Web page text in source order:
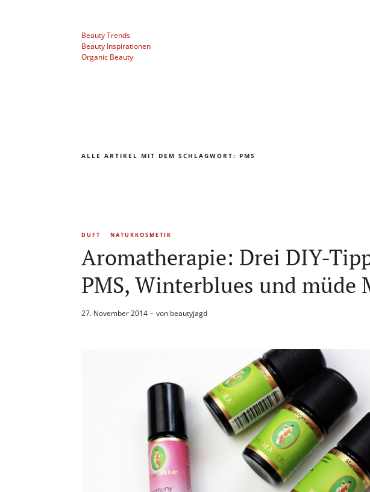
Beauty Trends
Beauty Inspirationen
Organic Beauty
ALLE ARTIKEL MIT DEM SCHLAGWORT: PMS
DUFT NATURKOSMETIK
Aromatherapie: Drei DIY-
PMS, Winterblues und müde
27. November 2014 von beautyjagd